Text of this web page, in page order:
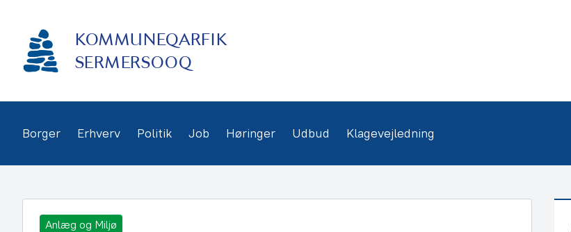
indhold
KOMMUNEQARFIK
SERMERSOOQ
Borger Erhverv Politik Job Høringer Udbud Klagevejledning
Anlæg og Miljø